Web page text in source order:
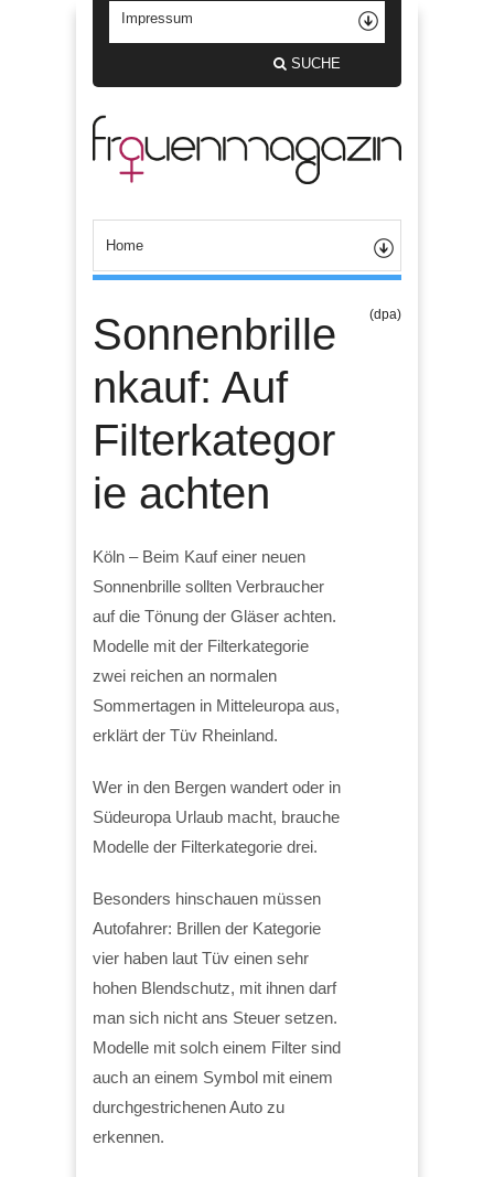
SUCHE
Sonnenbrille
nkauf: Auf
Filterkategor
ie achten
(dpa)
Köln – Beim Kauf einer neuen
Sonnenbrille sollten Verbraucher
auf die Tönung der Gläser achten.
Modelle mit der Filterkategorie
zwei reichen an normalen
Sommertagen in Mitteleuropa aus,
erklärt der Tüv Rheinland.
Wer in den Bergen wandert oder in
Südeuropa Urlaub macht, brauche
Modelle der Filterkategorie drei.
Besonders hinschauen müssen
Autofahrer: Brillen der Kategorie
vier haben laut Tüv einen sehr
hohen Blendschutz, mit ihnen darf
man sich nicht ans Steuer setzen.
Modelle mit solch einem Filter sind
auch an einem Symbol mit einem
durchgestrichenen Auto zu
erkennen.